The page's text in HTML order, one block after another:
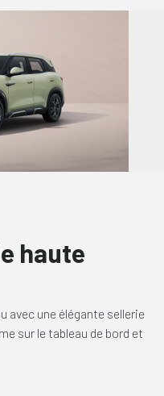
haute
avec une élégante sellerie
sur le tableau de bord et